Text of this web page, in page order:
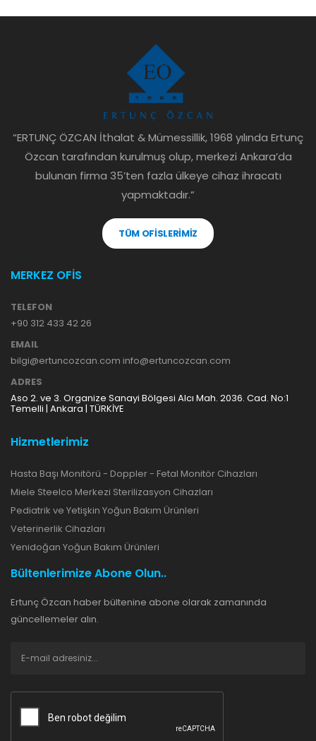
“ERTUNÇ ÖZCAN İthalat & Mümessillik, 1968 yılında Ertunç
Özcan tarafından kurulmuş olup, merkezi Ankara’da
bulunan firma 35’ten fazla ülkeye cihaz ihracatı
yapmaktadır.”
TÜM OFİSLERİMİZ
MERKEZ OFİS
TELEFON
+90 312 433 42 26
EMAIL
bilgi@ertuncozcan.com info@ertuncozcan.com
ADRES
Aso 2. ve 3. Organize Sanayi Bölgesi Alcı Mah. 2036. Cad. No:1
Temelli | Ankara | TÜRKİYE
Hizmetlerimiz
Hasta Başı Monitörü - Doppler - Fetal Monitör Cihazları
Miele Steelco Merkezi Sterilizasyon Cihazları
Pediatrik ve Yetişkin Yoğun Bakım Ürünleri
Veterinerlik Cihazları
Yenidoğan Yoğun Bakım Ürünleri
Bültenlerimize Abone Olun..
Ertunç Özcan haber bültenine abone olarak zamanında
güncellemeler alın.